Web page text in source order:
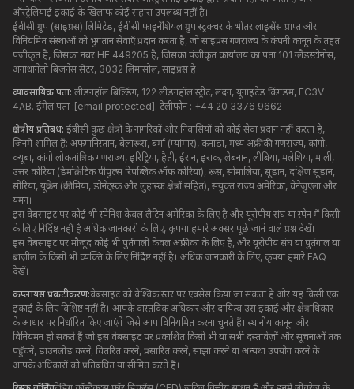
ऑस्ट्रेलियाई इकाई के खिलाफ कोई सहारा उपलब्ध नहीं है।
ईबीसी ग्रुप (साइप्रस) लिमिटेड, ईबीसी फाइनेंशियल ग्रुप स्ट्रक्चर के भीतर लाइसेंस प्राप्त और
विनियमित संस्थाओं को भुगतान सेवाएँ प्रदान करता है, जो साइप्रस गणराज्य के कंपनी कानून के तहत
पंजीकृत है, जिसका नंबर HE 449205 है, जिसका पंजीकृत कार्यालय का पता 101 ग्लैडस्टोनोस,
अगाथांगेलो बिजनेस सेंटर, 3032 लिमासोल, साइप्रस है।
व्यावसायिक पता: लीडनहॉल बिल्डिंग, 122 लीडनहॉल स्ट्रीट, लंदन, यूनाइटेड किंगडम, EC3V
4AB. ईमेल पता : [email protected] . टेलीफोन : +44 20 3376 9662
क्षेत्रीय प्रतिबंध: ईबीसी कुछ क्षेत्रों के नागरिकों और निवासियों को कोई सेवा प्रदान नहीं करता है,
जिनमें शामिल हैं: अफगानिस्तान, बेलारूस, बर्मा (म्यांमार), कनाडा, मध्य अफ्रीकी गणराज्य, कांगो,
क्यूबा, ​​कांगो लोकतांत्रिक गणराज्य, इरिट्रिया, हैती, ईरान, इराक, लेबनान, लीबिया, मलेशिया, माली,
उत्तर कोरिया (डेमोक्रेटिक पीपुल्स रिपब्लिक ऑफ कोरिया), रूस, सोमालिया, सूडान, दक्षिण सूडान,
सीरिया, यूक्रेन (क्रीमिया, डोनेट्स्क और लुहांस्क क्षेत्रों सहित), संयुक्त राज्य अमेरिका, वेनेजुएला और
यमन।
इस वेबसाइट पर कोई भी स्पेनिश केवल लैटिन अमेरिका के लिए है और यूरोपीय संघ या स्पेन में किसी
के लिए निर्दिष्ट नहीं है अधिक जानकारी के लिए, कृपया हमारे अक्सर पूछे जाने वाले प्रश्न देखें।
इस वेबसाइट पर मौजूद कोई भी पुर्तगाली केवल अफ़्रीका के लिए है, और यूरोपीय संघ या पुर्तगाल या
ब्राज़ील के किसी भी व्यक्ति के लिए निर्दिष्ट नहीं है। अधिक जानकारी के लिए, कृपया हमारे FAQ
देखें।
कंप्लायंस प्रकटीकरण:वेबसाइट को वैश्विक स्तर पर एक्सेस किया जा सकता है और यह किसी एक
इकाई के लिए विशिष्ट नहीं है। आपके वास्तविक अधिकार और दायित्व उस इकाई और क्षेत्राधिकार
के आधार पर निर्धारित किए जाएंगे जिसे आप विनियमित करना चुनते हैं। स्थानीय कानून और
विनियमन हो सकते हैं जो इस वेबसाइट पर प्रकाशित किसी भी या सभी दस्तावेज़ों और सूचनाओं तक
पहुँचने, डाउनलोड करने, वितरित करने, प्रसारित करने, साझा करने या अन्यथा उपयोग करने के
आपके अधिकारों को प्रतिबंधित या सीमित करते हैं।